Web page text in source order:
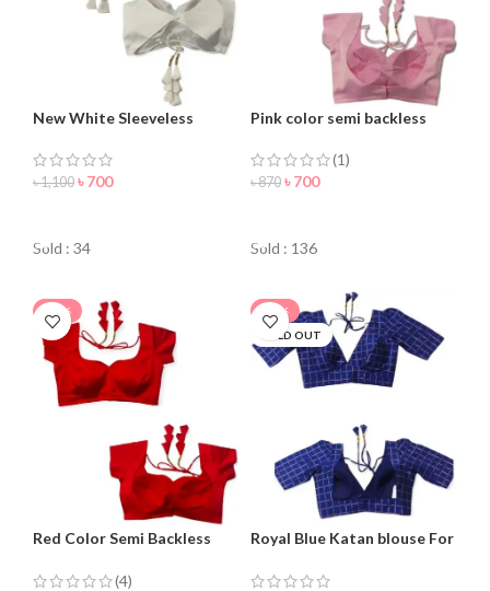
New White Sleeveless
৳1,100 ৳700
Sold : 34
Pink color semi backless
(1)
৳870 ৳700
Sold : 136
-15%
Red Color Semi Backless
(4)
-30%
SOLD OUT
Royal Blue Katan blouse For